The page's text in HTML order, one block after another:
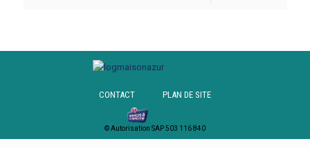
CONTACT PLAN DE SITE
© Autorisation SAP 503 116 840